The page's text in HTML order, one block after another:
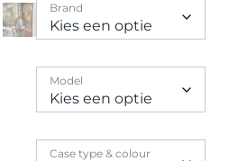
Brand
Model
Case type & colour